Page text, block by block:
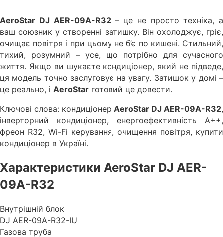
AeroStar DJ AER-09A-R32– це не просто техніка, а
ваш союзник у створенні затишку. Він охолоджує, гріє,
очищає повітря і при цьому не б’є по кишені. Стильний,
тихий, розумний – усе, що потрібно для сучасного
життя. Якщо ви шукаєте кондиціонер, який не підведе,
ця модель точно заслуговує на увагу. Затишок у домі –
це реально, і AeroStar готовий це довести.
Ключові слова: кондиціонер AeroStar DJ AER-09A-R32,
інверторний кондиціонер, енергоефективність A++,
фреон R32, Wi-Fi керування, очищення повітря, купити
кондиціонер в Україні.
Характеристики AeroStar DJ AER-
09A-R32
Внутрішній блок
DJ AER-09A-R32-IU
Газова труба